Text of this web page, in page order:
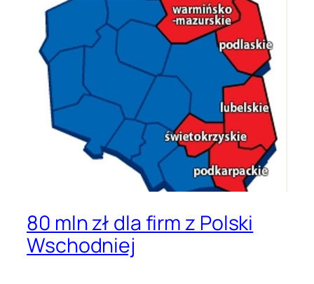
80 mln zł dla firm z Polski
Wschodniej